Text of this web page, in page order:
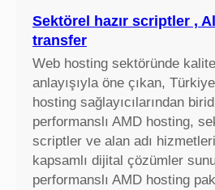
Sektörel hazır scriptler ,
transfer
Web hosting sektöründe
anlayışıyla öne çıkan,
hosting sağlayıcılarından
performanslı AMD hosting,
scriptler ve alan adı
kapsamlı dijital çözümler
performanslı AMD hosting